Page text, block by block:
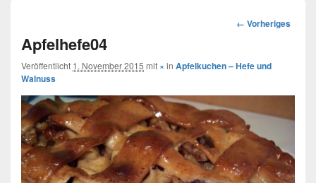
Bilder-
← Vorheriges
Apfelhefe04
Veröffentlicht 1. November 2015 mit × in Apfelkuchen – Hefe und
Walnuss